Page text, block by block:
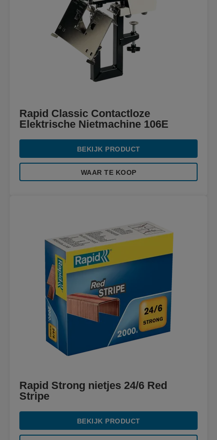
Rapid Classic Contactloze
Elektrische Nietmachine 106E
BEKIJK PRODUCT
WAAR TE KOOP
Rapid Strong nietjes 24/6 Red
Stripe
BEKIJK PRODUCT